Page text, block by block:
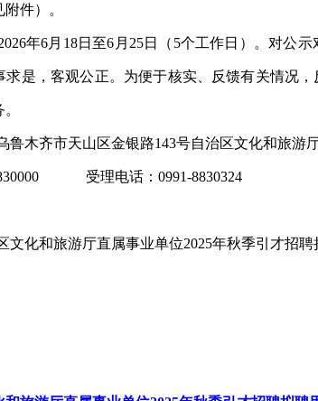
件）。
年6月18日至6月25日（ 5个工作日）。对公示
求是，客观公正。为便于核实、反馈有关情况
鲁木齐市天山区金银路143号自治区文化和旅游
受理电话：0991-8830324
文化和旅游厅直属事业单位2025年秋季引才招聘